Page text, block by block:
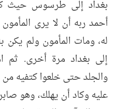
بغداد إلى طرسوس حيث
أحمد ربه أن لا يرى
له، ومات المأمون ولم يكن
إلى بغداد مرة أخرى. ثم
والجلد حتى خلعوا كتفيه
عليه وكاد أن يهلك، وهو